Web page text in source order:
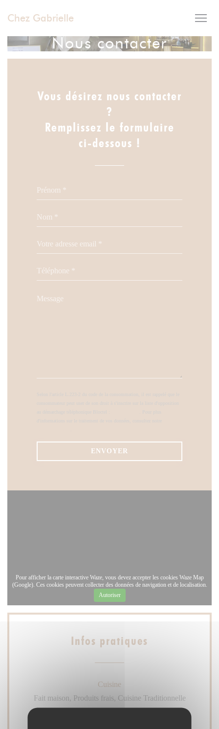
Chez Gabrielle
Nous contacter
Vous désirez nous contacter
?
Remplissez le formulaire
ci-dessous !
Pour afficher la carte interactive Waze, vous devez accepter les cookies Waze Map
(Google). Ces cookies peuvent collecter des données de navigation et de localisation.
Autoriser
Infos pratiques
Cuisine
Fait maison, Produits frais, Cuisine Traditionnelle